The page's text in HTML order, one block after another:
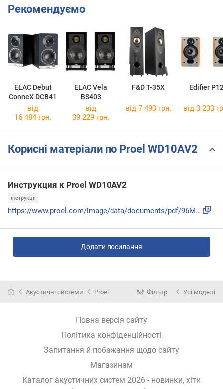
Рекомендуємо
ELAC Debut
ConneX DCB41
ELAC Vela
BS403
F&D T-35X Edifier P12
від
16 484 грн.
від
39 229 грн.
від 7 493 грн. від 3 233
Корисні матеріали по Proel WD10AV2
Инструкция к Proel WD10AV2
інструкції
https://www.proel.com/image/data/documents/pdf/96MAN0124-WD...
Додати посилання
Акустичні системи Proel Фільтр Усі моделі
Повна версія сайту
Політика конфіденційності
Запитання й побажання щодо сайту
Магазинам
Каталог акустичних систем 2026 - новинки, хіти